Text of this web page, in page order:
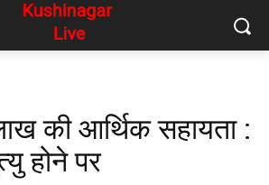
की आर्थिक सहायता :
होने पर